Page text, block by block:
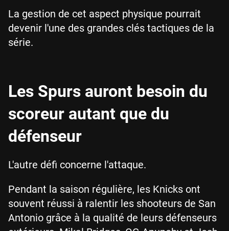
La gestion de cet aspect physique pourrait
devenir l'une des grandes clés tactiques de la
série.
Les Spurs auront besoin du
scoreur autant que du
défenseur
L'autre défi concerne l'attaque.
Pendant la saison régulière, les Knicks ont
souvent réussi à ralentir les shooteurs de San
Antonio grâce à la qualité de leurs défenseurs